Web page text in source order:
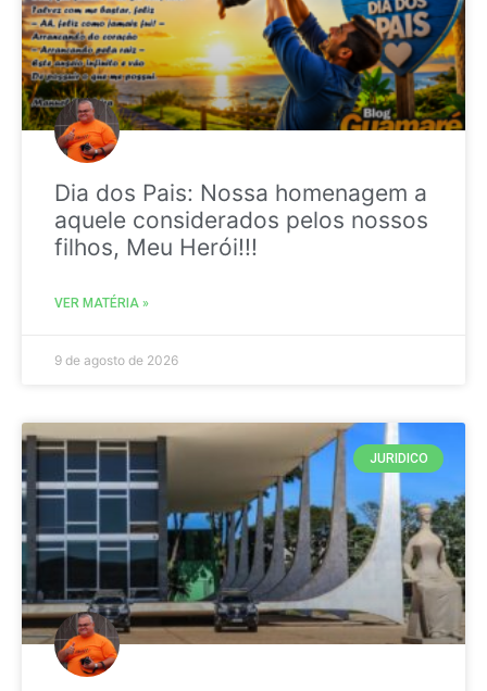
Dia dos Pais: Nossa homenagem a
aquele considerados pelos nossos
filhos, Meu Herói!!!
VER MATÉRIA »
9 de agosto de 2026
JURIDICO